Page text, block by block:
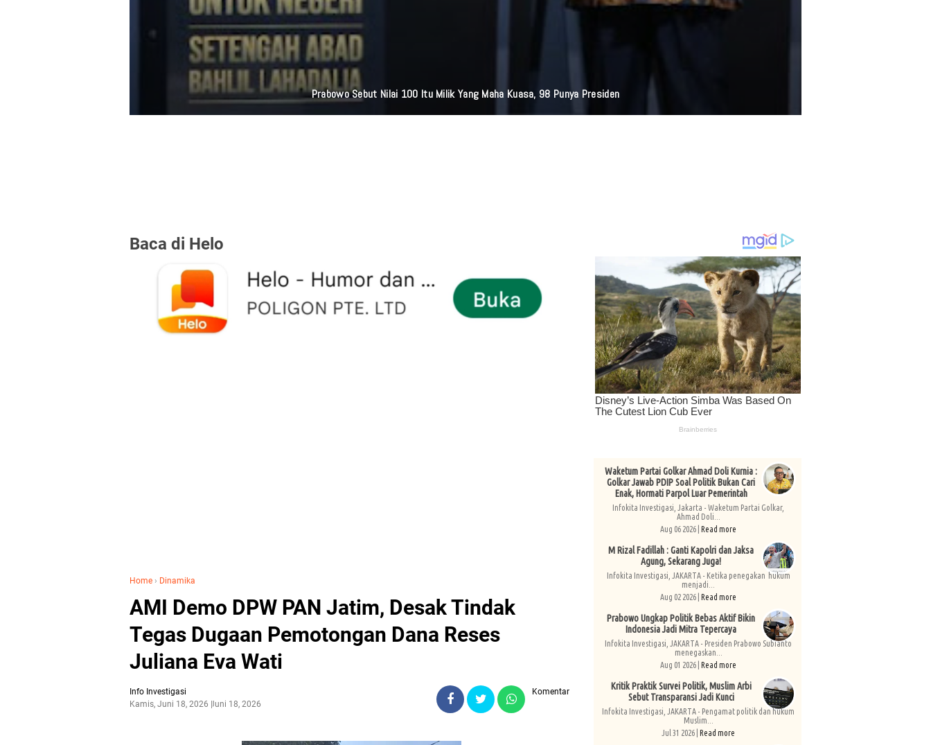
Prabowo Sebut Nilai 100 Itu Milik Yang Maha Kuasa, 98 Punya Presiden
Baca di Helo
Home › Dinamika
AMI Demo DPW PAN Jatim, Desak Tindak
Tegas Dugaan Pemotongan Dana Reses
Juliana Eva Wati
Info Investigasi
Kamis, Juni 18, 2026 Juni 18, 2026
Komentar
Waketum Partai Golkar Ahmad Doli Kurnia :
Golkar Jawab PDIP Soal Politik Bukan Cari
Enak, Hormati Parpol Luar Pemerintah
Infokita Investigasi, Jakarta - Waketum Partai Golkar,
Ahmad Doli...
Aug 06 2026 | Read more
M Rizal Fadillah : Ganti Kapolri dan Jaksa
Agung, Sekarang Juga!
Infokita Investigasi, JAKARTA - Ketika penegakan hukum
menjadi...
Aug 02 2026 | Read more
Prabowo Ungkap Politik Bebas Aktif Bikin
Indonesia Jadi Mitra Tepercaya
Infokita Investigasi, JAKARTA - Presiden Prabowo Subianto
menegaskan...
Aug 01 2026 | Read more
Kritik Praktik Survei Politik, Muslim Arbi
Sebut Transparansi Jadi Kunci
Infokita Investigasi, JAKARTA - Pengamat politik dan hukum
Muslim...
Jul 31 2026 | Read more